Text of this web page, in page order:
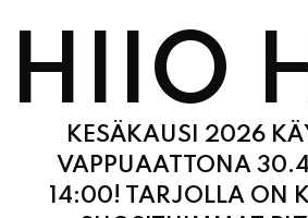
KESÄKAUSI 2026
VAPPUAATTONA
14:00! TARJOLLA ON
SUOSITUIMMAT
LÄMPIMÄSTI